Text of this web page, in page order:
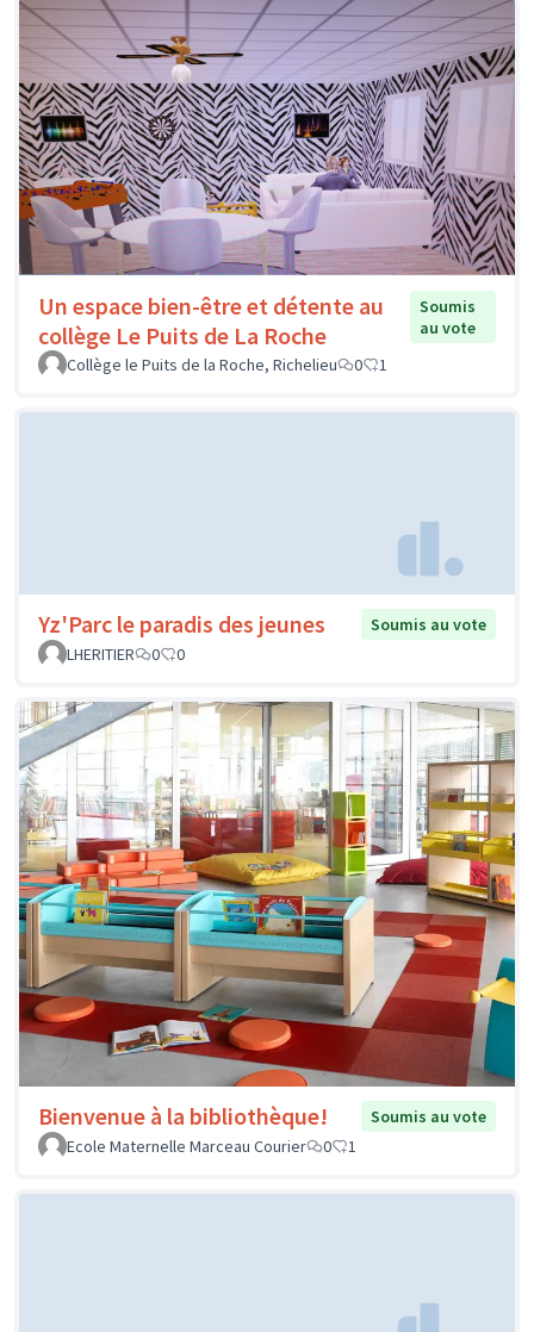
Un espace bien-être et détente au
collège Le Puits de La Roche
Soumis
au vote
Collège le Puits de la Roche, Richelieu
0 1
Yz'Parc le paradis des jeunes
Soumis au vote
LHERITIER
0 0
Bienvenue à la bibliothèque!
Soumis au vote
Ecole Maternelle Marceau Courier
0 1